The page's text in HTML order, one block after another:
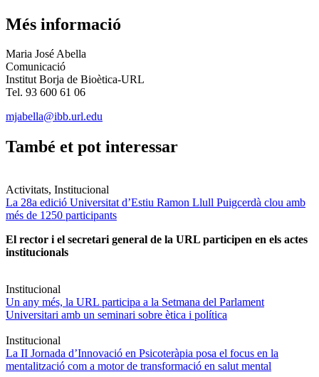
Més informació
Maria José Abella
Comunicació
Institut Borja de Bioètica-URL
Tel. 93 600 61 06
mjabella@ibb.url.edu
També et pot interessar
Activitats, Institucional
La 28a edició Universitat d’Estiu Ramon Llull Puigcerdà clou amb
més de 1250 participants
El rector i el secretari general de la URL participen en els actes
institucionals
Institucional
Un any més, la URL participa a la Setmana del Parlament
Universitari amb un seminari sobre ètica i política
Institucional
La II Jornada d’Innovació en Psicoteràpia posa el focus en la
mentalització com a motor de transformació en salut mental